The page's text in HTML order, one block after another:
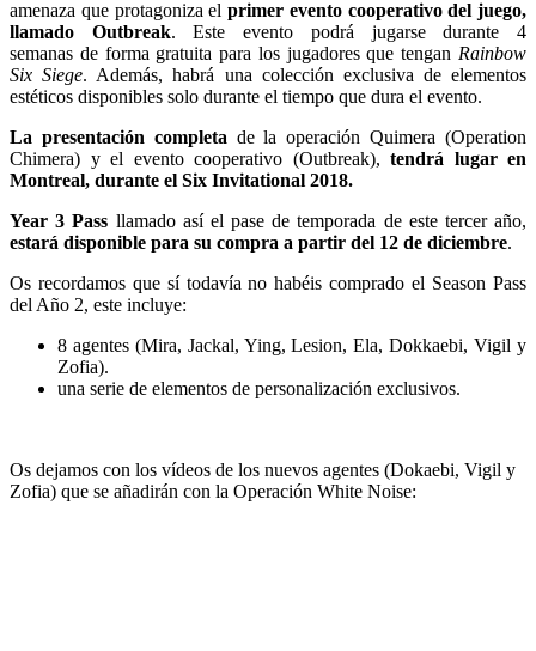
amenaza que protagoniza el primer evento cooperativo del juego,
llamado Outbreak. Este evento podrá jugarse durante 4
semanas de forma gratuita para los jugadores que tengan Rainbow
Six Siege. Además, habrá una colección exclusiva de elementos
estéticos disponibles solo durante el tiempo que dura el evento.
La presentación completa de la operación Quimera (Operation
Chimera) y el evento cooperativo (Outbreak), tendrá lugar en
Montreal, durante el Six Invitational 2018.
Year 3 Pass llamado así el pase de temporada de este tercer año,
estará disponible para su compra a partir del 12 de diciembre.
Os recordamos que sí todavía no habéis comprado el Season Pass
del Año 2, este incluye:
8 agentes (Mira, Jackal, Ying, Lesion, Ela, Dokkaebi, Vigil y
Zofia).
una serie de elementos de personalización exclusivos.
Os dejamos con los vídeos de los nuevos agentes (Dokaebi, Vigil y
Zofia) que se añadirán con la Operación White Noise: